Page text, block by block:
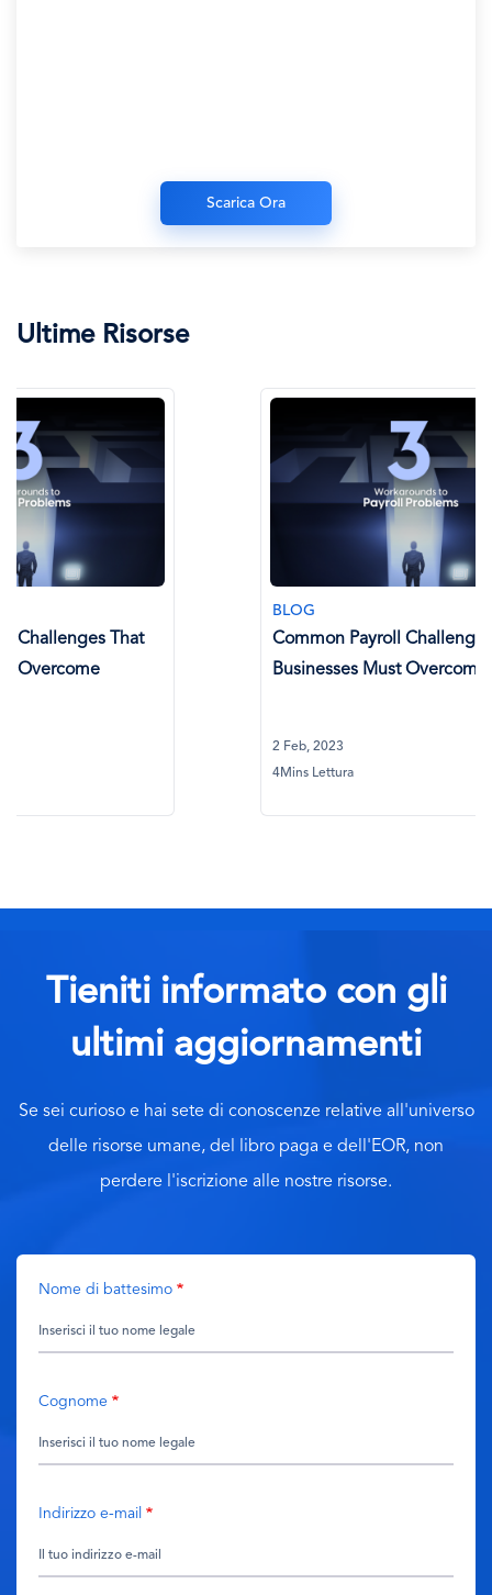
Ultime Risorse
Common Payroll Challenges That
Businesses Must Overcome
service
Tieniti informato con gli
ultimi aggiornamenti
Se sei curioso e hai sete di conoscenze relative all'universo
delle risorse umane, del libro paga e dell'EOR, non
perdere l'iscrizione alle nostre risorse.
Nome di battesimo
Cognome
Indirizzo e-mail